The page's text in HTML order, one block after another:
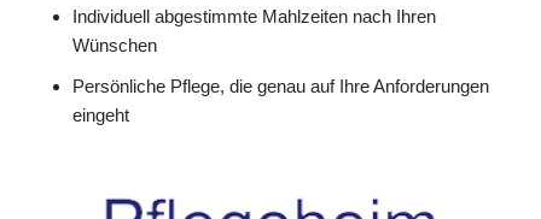
Individuell abgestimmte Mahlzeiten nach Ihren
Wünschen
Persönliche Pflege, die genau auf Ihre Anforderungen
eingeht